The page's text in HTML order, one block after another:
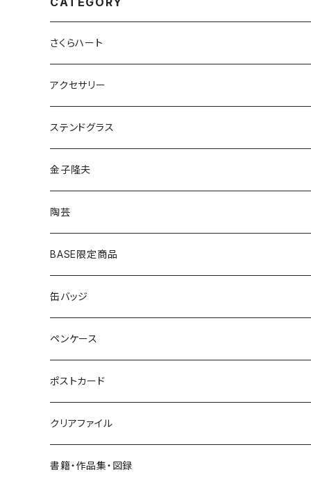
さくらハート
ペンダント
ゴールド
シルバー
ピアス
ゴールド
シルバー
アクセサリー
ネックレス
ピアス
イヤリング
ヘアゴム
ポニーフック
ブローチ
ステンドグラス
アクセサリー
イヤリング
ピアス
雑貨・小物
金子隆夫
陶芸
BASE限定商品
缶バッジ
ペンケース
ポストカード
クリアファイル
書籍・作品集・図録